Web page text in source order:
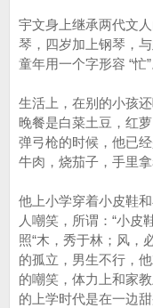
宇文身上继承两代文
琴，四岁加上钢琴，
童年用一个字形容 “忙”
生活上，在别的小孩
晚餐是白菜土豆，红
弹弓枪的时候，他已
牛肉，烧茄子，手里
他上小学穿着小皮鞋
人嘲笑，所谓：“小皮
照“木，秀于林；风，
的孤立，男生不行，
的嘲笑，体力上和家
的上学时代是在一边